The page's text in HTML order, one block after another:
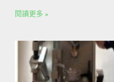
閱讀更多 »